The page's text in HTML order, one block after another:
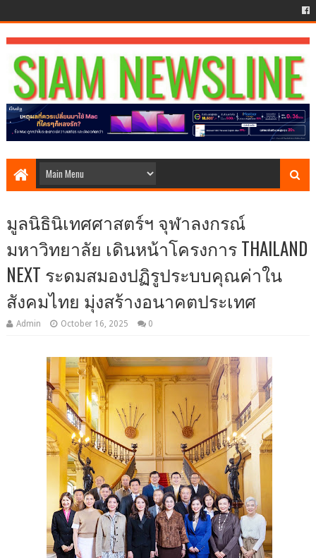
มูลนิธินิเทศศาสตร์ฯ จุฬาลงกรณ์
มหาวิทยาลัย เดินหน้าโครงการ THAILAND
NEXT ระดมสมองปฏิรูประบบคุณค่าใน
สังคมไทย มุ่งสร้างอนาคตประเทศ
Admin October 16, 2025 0